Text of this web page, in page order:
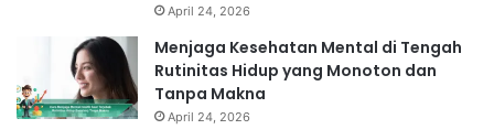
April 24, 2026
Menjaga Kesehatan Mental di Tengah
Rutinitas Hidup yang Monoton dan
Tanpa Makna
April 24, 2026